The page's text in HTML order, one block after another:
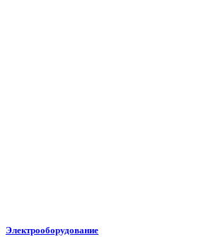
Электрооборудование